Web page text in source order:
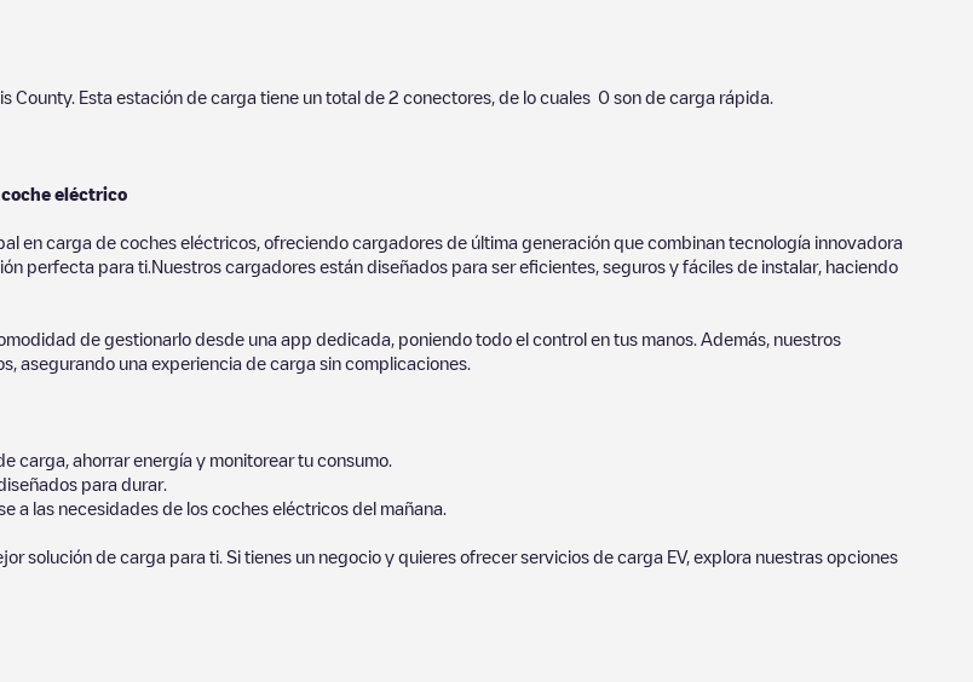
County. Esta estación de carga tiene un total de 2 conectores, de lo cuales 0 son de carga rápida.
eléctrico
en carga de coches eléctricos, ofreciendo cargadores de última generación que combinan tecnología innovadora
perfecta para ti.Nuestros cargadores están diseñados para ser eficientes, seguros y fáciles de instalar, haciendo
de gestionarlo desde una app dedicada, poniendo todo el control en tus manos. Además, nuestros
asegurando una experiencia de carga sin complicaciones.
carga, ahorrar energía y monitorear tu consumo.
para durar.
a las necesidades de los coches eléctricos del mañana.
solución de carga para ti. Si tienes un negocio y quieres ofrecer servicios de carga EV, explora nuestras opciones